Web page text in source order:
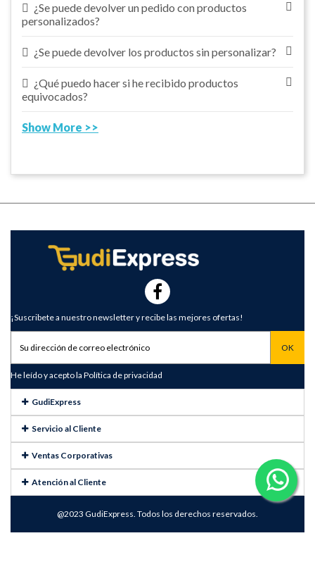
¿Se puede devolver un pedido con productos
personalizados?
¿Se puede devolver los productos sin personalizar?
¿Qué puedo hacer si he recibido productos
equivocados?
Show More >>
¡Suscribete a nuestro newsletter y recibe las mejores ofertas!
He leído y acepto la Política de privacidad
GudiExpress
Servicio al Cliente
Ventas Corporativas
Atención al Cliente
@2023 GudiExpress. Todos los derechos reservados.